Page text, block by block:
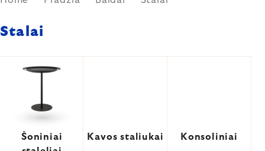
Stalai
Šoniniai
Kavos staliukai Konsoliniai